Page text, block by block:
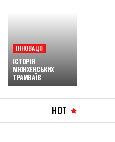
ІННОВАЦІЇ
ІСТОРІЯ
МЮНХЕНСЬКИХ
ТРАМВАЇВ
HOT